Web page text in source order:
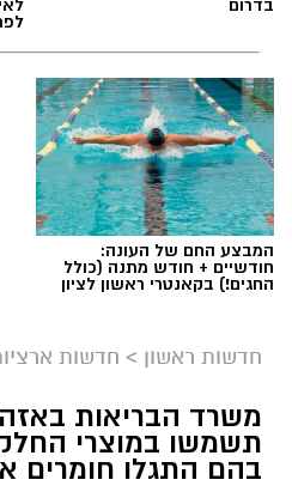
בדרום
המבצע החם של העונה:
חודשיים + חודש מתנה (כולל
החגים!) בקאנטרי ראשון לציון
חדשות ראשון > חדשות
משרד הבריאות
תשמשו במוצרי
בהם התגלו חומרים